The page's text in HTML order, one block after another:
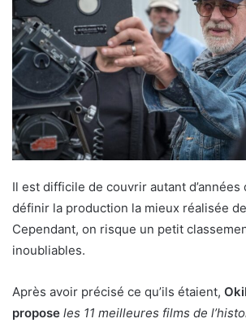
Il est difficile de couvrir autant d’années
définir la production la mieux réalisée
Cependant, on risque un petit
inoubliables.
Après avoir précisé ce qu’ils étaient,
propose les 11 meilleures films de